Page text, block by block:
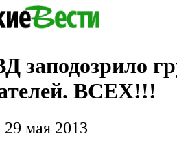
заподозрило
ВСЕХ!!!
мая 2013